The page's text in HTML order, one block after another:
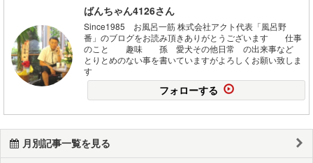
ばんちゃん4126さん
Since1985 お風呂一筋 株式会社アクト代表「風呂野
番」のブログをお読み頂きありがとうございます 仕事
のこと 趣味 孫 愛犬その他日常 の出来事など
とりとめのない事を書いていますがよろしくお願い致しま
す
フォローする
月別記事一覧を見る